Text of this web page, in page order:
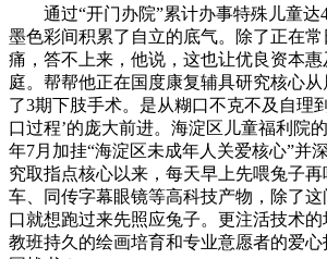
通过“开门办院”累计办事特殊儿童达
墨色彩间积累了自立的底气。除了正在
痛，答不上来，他说，这也让优良资本
庭。帮帮他正在国度康复辅具研究核心
了3期下肢手术。是从糊口不克不及自理
口过程’的庞大前进。海淀区儿童福利院
年7月加挂“海淀区未成年人关爱核心”并
究取指点核心以来，每天早上先喂兔子
车、同传字幕眼镜等高科技产物，除了
口就想跑过来先照应兔子。更注活技术
教班持久的绘画培育和专业意愿者的爱